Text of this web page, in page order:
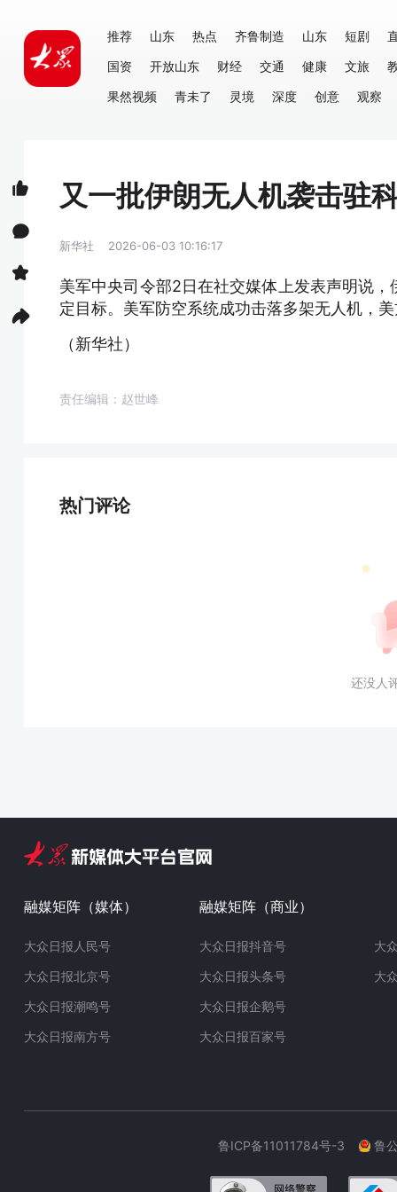
推荐 山东 热点 齐鲁制造 山东 短剧
国资
开放山东 财经 交通 健康 文旅
果然视频
青未了 灵境 深度 创意 观察
又一批伊朗无人机袭击驻
新华社 2026-06-03 10:16:17
美军中央司令部2日在社交媒体上发表声明说
定目标。美军防空系统成功击落多架无人机，
（新华社）
责任编辑：赵世峰
热门评论
还没人
融媒矩阵（媒体）
大众日报人民号
大众日报北京号
大众日报潮鸣号
大众日报南方号
融媒矩阵（商业）
大众日报抖音号
大众日报头条号
大众日报企鹅号
大众日报百家号
大
大
鲁ICP备11011784号-3 鲁